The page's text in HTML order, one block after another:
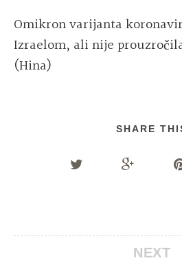
Omikron varijanta
Izraelom, ali nije
(Hina)
SHARE
NEXT